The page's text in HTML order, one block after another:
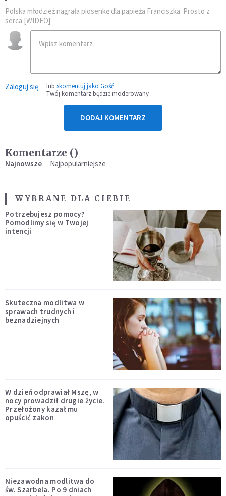
Polska młodzież nagrała piosenkę dla papieża Franciszka. Prosto z
serca [WIDEO]
Zaloguj się lub skomentuj jako Gość
Twój komentarz będzie moderowany
DODAJ KOMENTARZ
Komentarze ()
Najnowsze Najpopularniejsze
WYBRANE DLA CIEBIE
Potrzebujesz pomocy?
Pomodlimy się w Twojej
intencji
Skuteczna modlitwa w
sprawach trudnych i
beznadziejnych
W dzień odprawiał Mszę, w
nocy prowadził drugie życie.
Przełożony kazał mu
opuścić zakon
Niezawodna modlitwa do
św. Szarbela. Po 9 dniach